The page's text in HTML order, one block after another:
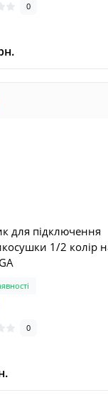
0
для підключення
1/2 колір
0